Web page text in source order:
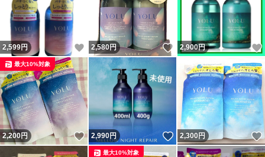
2,599円 いいね！
2,580円 いいね！
2,900円
2,200円 いいね！
最大10%対象
2,990円 いいね！
2,300円
最大10%対象